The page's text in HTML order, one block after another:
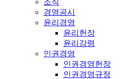
경영공시
윤리경영
윤리헌장
윤리강령
인권경영
인권경영헌장
인권경영규정